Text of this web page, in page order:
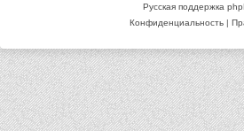
Русская поддержка
Конфиденциальность|